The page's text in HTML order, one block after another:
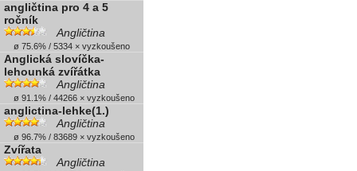
angličtina pro 4 a 5
ročník
Angličtina
ø 75.6% / 5334 × vyzkoušeno
Anglická slovíčka-
lehounká zvířátka
Angličtina
ø 91.1% / 44266 × vyzkoušeno
anglictina-lehke(1.)
Angličtina
ø 96.7% / 83689 × vyzkoušeno
Zvířata
Angličtina